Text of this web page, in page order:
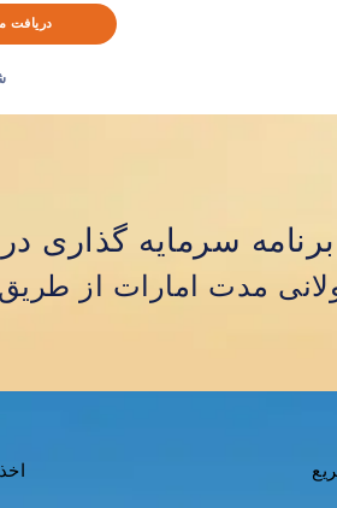
دریافت
سرمایه گذاری
مدت امارات از
اخذ